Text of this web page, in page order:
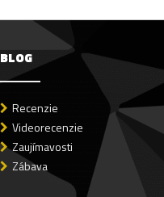
BLOG
Recenzie
Videorecenzie
Zaujímavosti
Zábava